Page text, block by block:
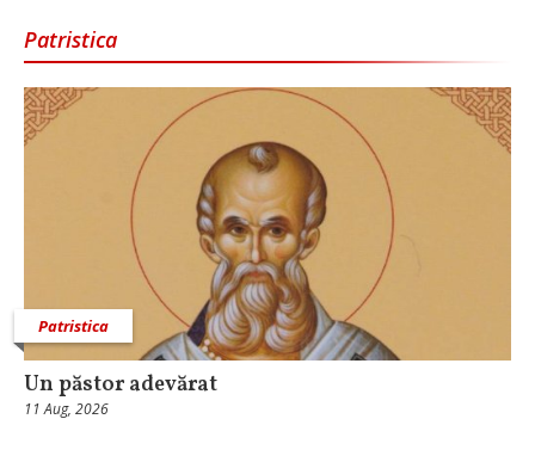
Patristica
Patristica
Un păstor adevărat
11 Aug, 2026